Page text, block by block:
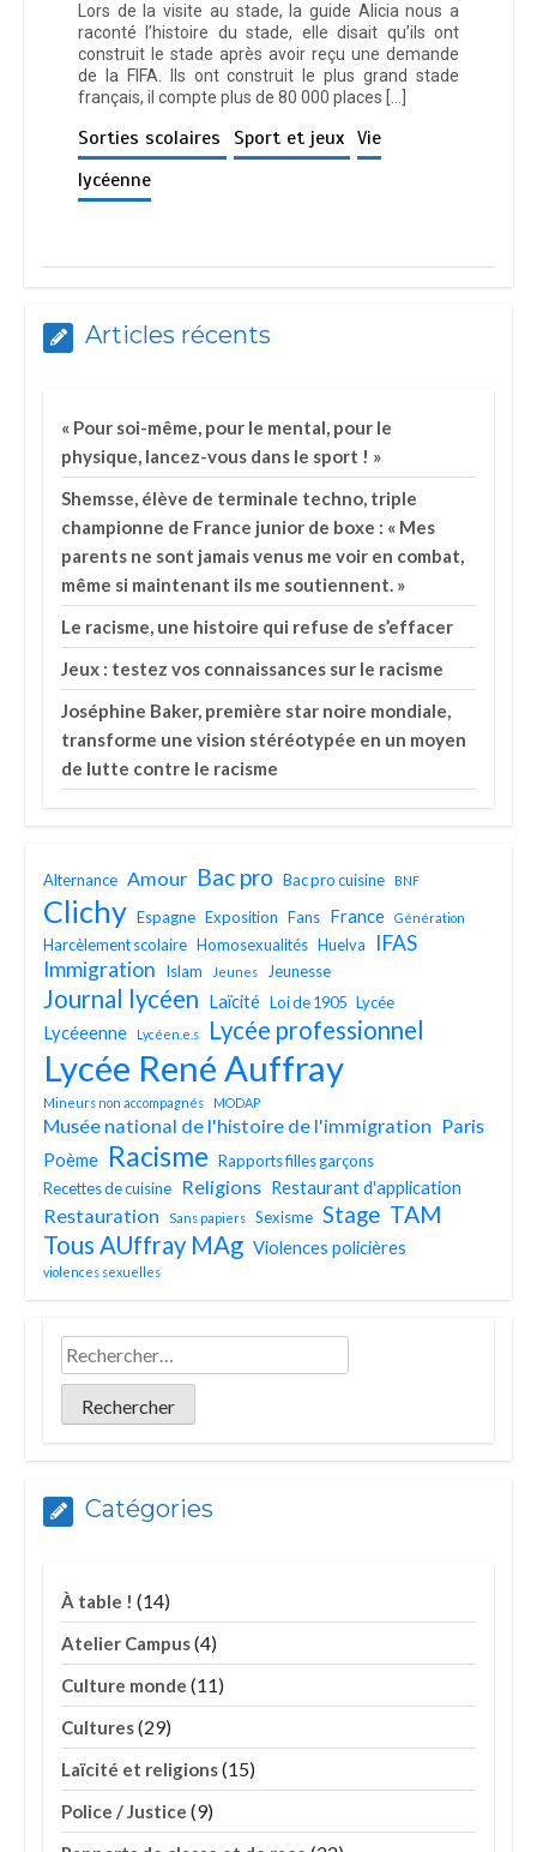
Lors de la visite au stade, la guide Alicia nous a
raconté l’histoire du stade, elle disait qu’ils ont
construit le stade après avoir reçu une demande
de la FIFA. Ils ont construit le plus grand stade
français, il compte plus de 80 000 places […]
Sorties scolaires Sport et jeux Vie
lycéenne
Articles récents
« Pour soi-même, pour le mental, pour le
physique, lancez-vous dans le sport ! »
Shemsse, élève de terminale techno, triple
championne de France junior de boxe : « Mes
parents ne sont jamais venus me voir en combat,
même si maintenant ils me soutiennent. »
Le racisme, une histoire qui refuse de s’effacer
Jeux : testez vos connaissances sur le racisme
Joséphine Baker, première star noire mondiale,
transforme une vision stéréotypée en un moyen
de lutte contre le racisme
Alternance Amour Bac pro Bac pro cuisine BNF
Clichy Espagne Exposition Fans France Génération
Harcèlement scolaire Homosexualités Huelva
IFAS
Immigration
Islam Jeunes Jeunesse
Journal lycéen Laïcité Loi de 1905 Lycée
Lycéeenne Lycéen.e.s Lycée professionnel
Lycée René Auffray
Mineurs non accompagnés MODAP
Musée national de l'histoire de l'immigration Paris
Poème Racisme Rapports filles garçons
Recettes de cuisine
Religions Restaurant d'application
Restauration Sans papiers Sexisme Stage TAM
Tous AUffray MAg Violences policières
violences sexuelles
Catégories
À table ! (14)
Atelier Campus(4)
Culture monde (11)
Cultures(29)
Laïcité et religions(15)
Police / Justice (9)